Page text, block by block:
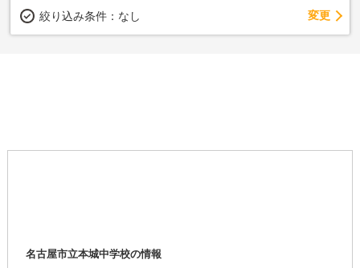
絞り込み条件： なし 変更
名古屋市立本城中学校の情報